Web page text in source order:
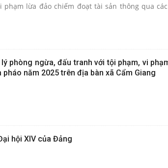
phạm lừa đảo chiếm đoạt tài sản thông qua
phòng ngừa, đấu tranh với tội phạm, vi
năm 2025 trên địa bàn xã Cẩm Giang
hội XIV của Đảng